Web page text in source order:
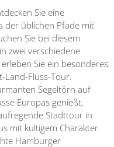
Sie eine
der üblichen Pfade mit
Sie bei diesem
zwei verschiedene
Sie ein besonderes
Land-Fluss-Tour.
Segeltörn auf
Europas genießt,
Stadttour in
mit kultigem Charakter
Hamburger